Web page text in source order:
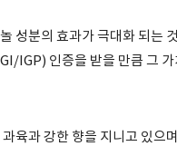
성분의 효과가 극대화 되는
IGP) 인증을 받을 만큼 그
육과 강한 향을 지니고 있으